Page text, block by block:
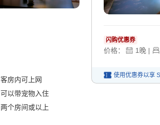
客房内可上网
可以带宠物入住
两个房间或以上
闪购优惠券
价格： 1 晚 |
使用优惠券以享